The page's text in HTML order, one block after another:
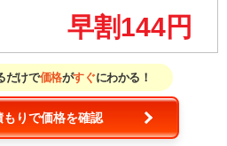
早割144円
だけで価格がすぐにわかる！
もりで価格を確認